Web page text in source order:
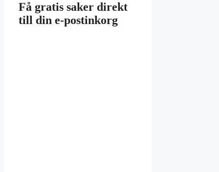
Få gratis saker direkt
till din e-postinkorg